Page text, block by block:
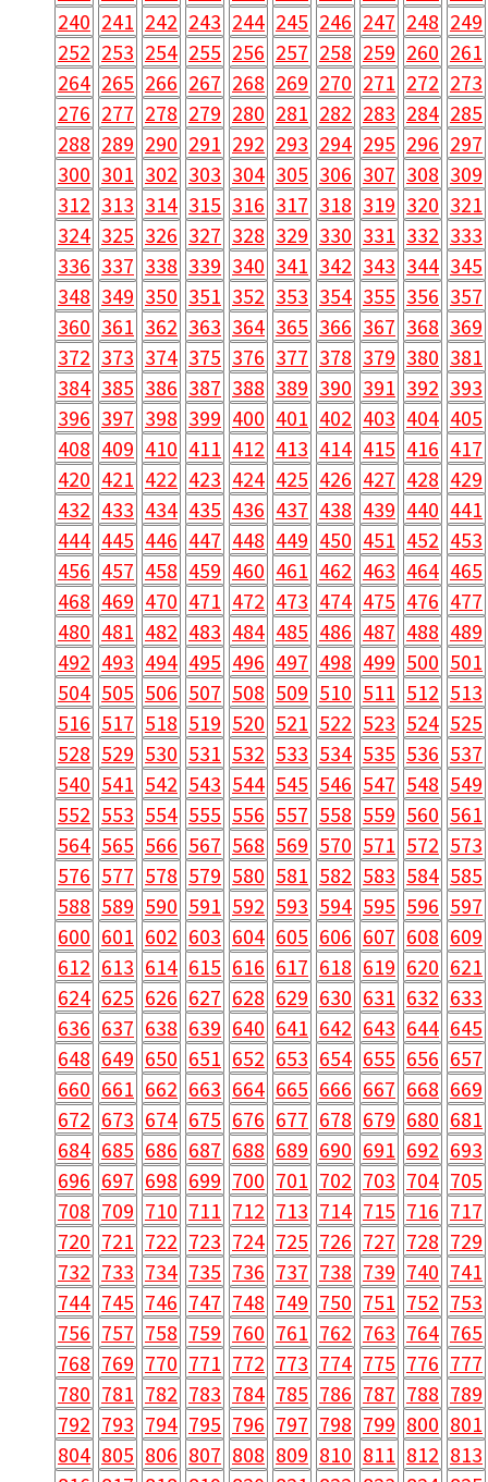
240 241 242 243 244 245 246 247 248 249
252 253 254 255 256 257 258 259 260 261
264 265 266 267 268 269 270 271 272 273
276 277 278 279 280 281 282 283 284 285
288 289 290 291 292 293 294 295 296 297
300 301 302 303 304 305 306 307 308 309
312 313 314 315 316 317 318 319 320 321
324 325 326 327 328 329 330 331 332 333
336 337 338 339 340 341 342 343 344 345
348 349 350 351 352 353 354 355 356 357
360 361 362 363 364 365 366 367 368 369
372 373 374 375 376 377 378 379 380 381
384 385 386 387 388 389 390 391 392 393
396 397 398 399 400 401 402 403 404 405
408 409 410 411 412 413 414 415 416 417
420 421 422 423 424 425 426 427 428 429
432 433 434 435 436 437 438 439 440 441
444 445 446 447 448 449 450 451 452 453
456 457 458 459 460 461 462 463 464 465
468 469 470 471 472 473 474 475 476 477
480 481 482 483 484 485 486 487 488 489
492 493 494 495 496 497 498 499 500 501
504 505 506 507 508 509 510 511 512 513
516 517 518 519 520 521 522 523 524 525
528 529 530 531 532 533 534 535 536 537
540 541 542 543 544 545 546 547 548 549
552 553 554 555 556 557 558 559 560 561
564 565 566 567 568 569 570 571 572 573
576 577 578 579 580 581 582 583 584 585
588 589 590 591 592 593 594 595 596 597
600 601 602 603 604 605 606 607 608 609
612 613 614 615 616 617 618 619 620 621
624 625 626 627 628 629 630 631 632 633
636 637 638 639 640 641 642 643 644 645
648 649 650 651 652 653 654 655 656 657
660 661 662 663 664 665 666 667 668 669
672 673 674 675 676 677 678 679 680 681
684 685 686 687 688 689 690 691 692 693
696 697 698 699 700 701 702 703 704 705
708 709 710 711 712 713 714 715 716 717
720 721 722 723 724 725 726 727 728 729
732 733 734 735 736 737 738 739 740 741
744 745 746 747 748 749 750 751 752 753
756 757 758 759 760 761 762 763 764 765
768 769 770 771 772 773 774 775 776 777
780 781 782 783 784 785 786 787 788 789
792 793 794 795 796 797 798 799 800 801
804 805 806 807 808 809 810 811 812 813